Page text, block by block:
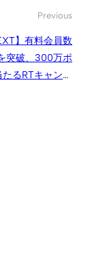
Previous
】有料会員数
突破、300万ポ
るRTキャンペ